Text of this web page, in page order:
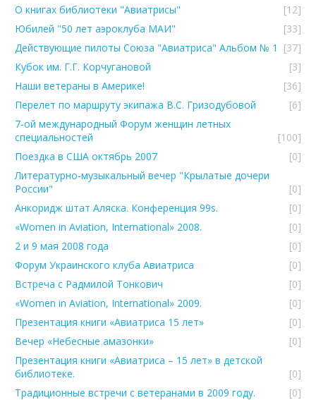
О книгах библиотеки "Авиатрисы"
[12]
Юбилей "50 лет аэроклуба МАИ"
[33]
Действующие пилоты Союза "Авиатриса" Альбом № 1
[37]
Кубок им. Г.Г. Корчугановой
[3]
Наши ветераны в Америке!
[36]
Перелет по маршруту экипажа В.С. Гризодубовой
[6]
7-ой международный Форум женщин летных
специальностей
[100]
Поездка в США октябрь 2007
[0]
Литературно-музыкальный вечер "Крылатые дочери
России"
[0]
Анкоридж штат Аляска. Конференция 99s.
[0]
«Women in Aviation, International» 2008.
[0]
2 и 9 мая 2008 года
[0]
Форум Украинского клуба Авиатриcа
[0]
Встреча с Радмилой Тонкович
[0]
«Women in Aviation, International» 2009.
[0]
Презентация книги «Авиатриса 15 лет»
[0]
Вечер «Небесные амазонки»
[0]
Презентация книги «Авиатриса – 15 лет» в детской
библиотеке.
[0]
Традиционные встречи с ветеранами в 2009 году.
[0]